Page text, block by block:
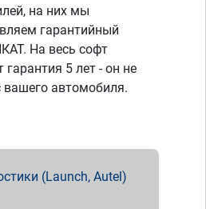
на них мы
гарантийный
На весь софт
гарантия 5 лет - он не
вашего автомобиля.
(Launch, Autel)